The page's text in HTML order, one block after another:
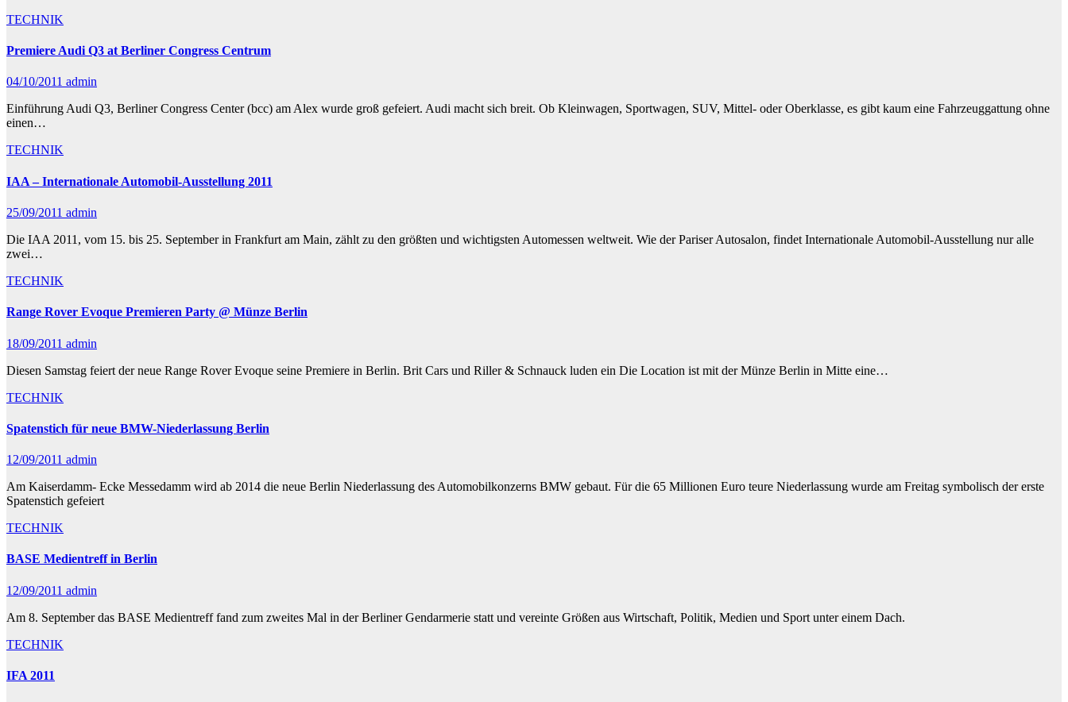
TECHNIK
Premiere Audi Q3 at Berliner Congress Centrum
04/10/2011 admin
Einführung Audi Q3, Berliner Congress Center (bcc) am Alex wurde groß gefeiert. Audi macht sich breit. Ob Kleinwagen, Sportwagen, SUV, Mittel- oder Oberklasse, es gibt kaum eine Fahrzeuggattung ohne
einen…
TECHNIK
IAA – Internationale Automobil-Ausstellung 2011
25/09/2011 admin
Die IAA 2011, vom 15. bis 25. September in Frankfurt am Main, zählt zu den größten und wichtigsten Automessen weltweit. Wie der Pariser Autosalon, findet Internationale Automobil-Ausstellung nur alle
zwei…
TECHNIK
Range Rover Evoque Premieren Party @ Münze Berlin
18/09/2011 admin
Diesen Samstag feiert der neue Range Rover Evoque seine Premiere in Berlin. Brit Cars und Riller & Schnauck luden ein Die Location ist mit der Münze Berlin in Mitte eine…
TECHNIK
Spatenstich für neue BMW-Niederlassung Berlin
12/09/2011 admin
Am Kaiserdamm- Ecke Messedamm wird ab 2014 die neue Berlin Niederlassung des Automobilkonzerns BMW gebaut. Für die 65 Millionen Euro teure Niederlassung wurde am Freitag symbolisch der erste
Spatenstich gefeiert
TECHNIK
BASE Medientreff in Berlin
12/09/2011 admin
Am 8. September das BASE Medientreff fand zum zweites Mal in der Berliner Gendarmerie statt und vereinte Größen aus Wirtschaft, Politik, Medien und Sport unter einem Dach.
TECHNIK
IFA 2011